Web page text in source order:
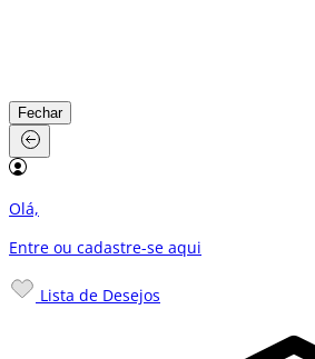
Fechar
Olá,
Entre ou cadastre-se aqui
Lista de Desejos